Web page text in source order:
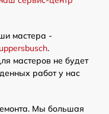
мастера -
.
мастеров не будет
работ у нас
Мы большая